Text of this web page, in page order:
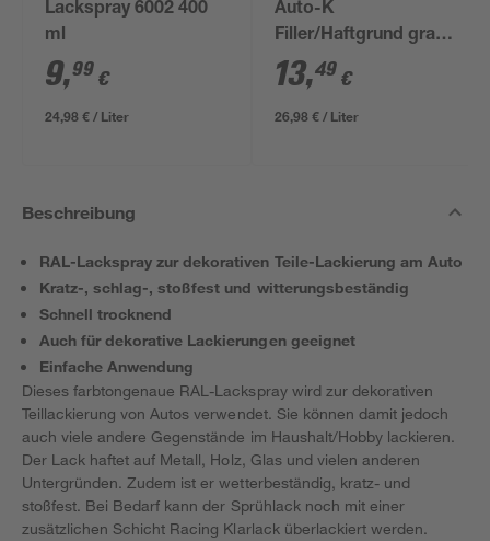
Lackspray 6002 400
ml
9,99 €
24,98 € / Liter
Auto-K
Filler/Haftgrund grau
500 ml
13,49 €
26,98 € / Liter
Beschreibung
RAL-Lackspray zur dekorativen Teile-Lackierung am Auto
Kratz-, schlag-, stoßfest und witterungsbeständig
Schnell trocknend
Auch für dekorative Lackierungen geeignet
Einfache Anwendung
Dieses farbtongenaue RAL-Lackspray wird zur dekorativen
Teillackierung von Autos verwendet. Sie können damit jedoch
auch viele andere Gegenstände im Haushalt/Hobby lackieren.
Der Lack haftet auf Metall, Holz, Glas und vielen anderen
Untergründen. Zudem ist er wetterbeständig, kratz- und
stoßfest. Bei Bedarf kann der Sprühlack noch mit einer
zusätzlichen Schicht Racing Klarlack überlackiert werden.